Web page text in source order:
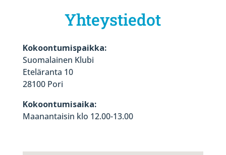
Yhteystiedot
Kokoontumispaikka:
Suomalainen Klubi
Eteläranta 10
28100 Pori
Kokoontumisaika:
Maanantaisin klo 12.00-13.00